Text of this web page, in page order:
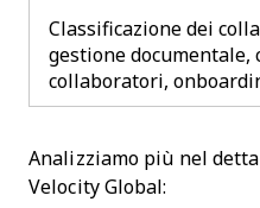
Classificazione dei
gestione documentale,
collaboratori,
Analizziamo più nel
Velocity Global: